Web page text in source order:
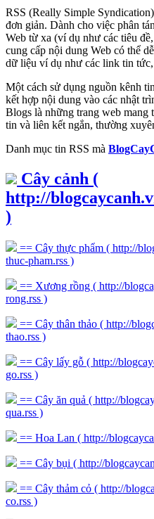
RSS (Really Simple
đơn giản. Dành cho việc phân
Web từ xa (ví dụ như các tiêu
cung cấp nội dung Web có thể
dữ liệu ví dụ như các link tin tức,
Một cách sử dụng nguồn kênh
kết hợp nội dung vào các nhật
Blogs là những trang web mang
tin và liên kết ngắn, thường
Danh mục tin RSS mà
Cây cảnh (
http://
)
== Cây thực phẩm ( http://
thuc-pham.rss )
== Xương rồng ( http://
rong.rss )
== Cây thân thảo ( http://
thao.rss )
== Cây lấy gỗ ( http://
go.rss )
== Cây ăn quả ( http://
qua.rss )
== Hoa Lan ( http://
== Cây bụi ( http://
== Cây thảm cỏ ( http://
co.rss )